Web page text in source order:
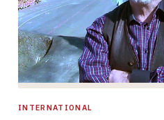
INTERNATIONAL